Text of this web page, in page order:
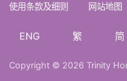
使用条款及细则 网站地图
ENG 繁 简
Copyright © 2026 Trinity